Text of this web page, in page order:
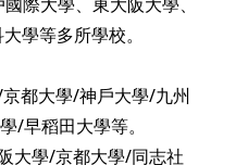
學等多所學校。
都大學/神戶大學/九州
/早稻田大學等。
學/京都大學/同志社